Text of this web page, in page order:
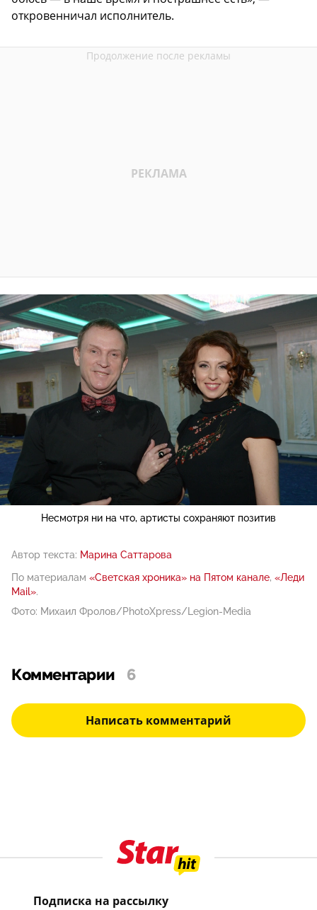
откровенничал исполнитель.
Несмотря ни на что, артисты сохраняют позитив
Автор текста: Марина Саттарова
По материалам «Светская хроника» на Пятом канале, «Леди
Mail».
Фото: Михаил Фролов/PhotoXpress/Legion-Media
Комментарии 6
Написать комментарий
Подписка на рассылку